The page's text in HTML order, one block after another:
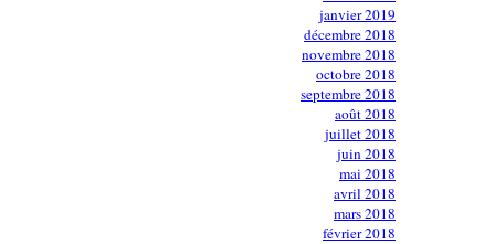
janvier 2019
décembre 2018
novembre 2018
octobre 2018
septembre 2018
août 2018
juillet 2018
juin 2018
mai 2018
avril 2018
mars 2018
février 2018